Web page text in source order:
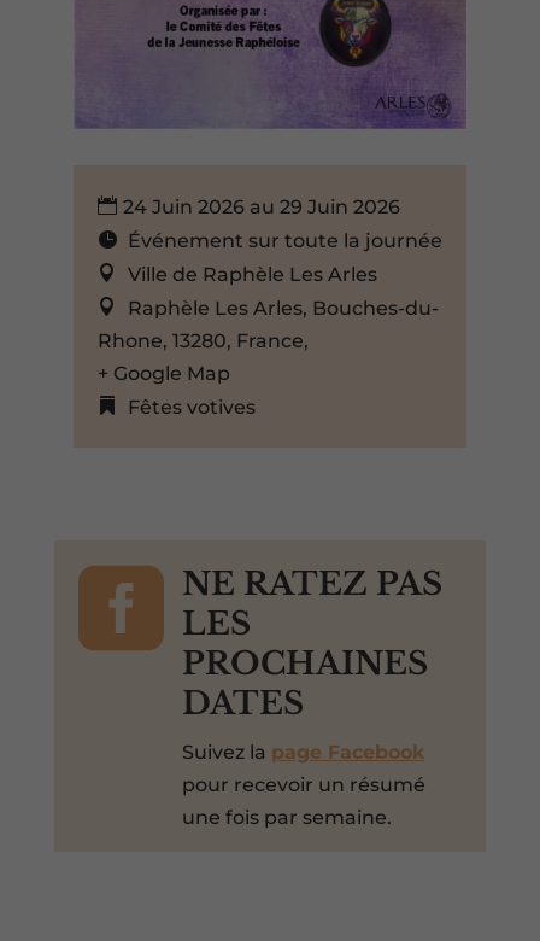
24 Juin 2026 au 29 Juin 2026
Événement sur toute la journée
Ville de Raphèle Les Arles
Raphèle Les Arles, Bouches-du-
Rhone, 13280, France,
+ Google Map
Fêtes votives

NE RATEZ PAS
LES
PROCHAINES
DATES
Suivez la page Facebook
pour recevoir un résumé
une fois par semaine.